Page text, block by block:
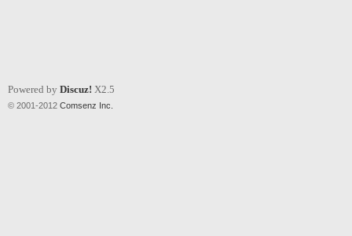
Powered by Discuz! X2.5
© 2001-2012 Comsenz Inc.